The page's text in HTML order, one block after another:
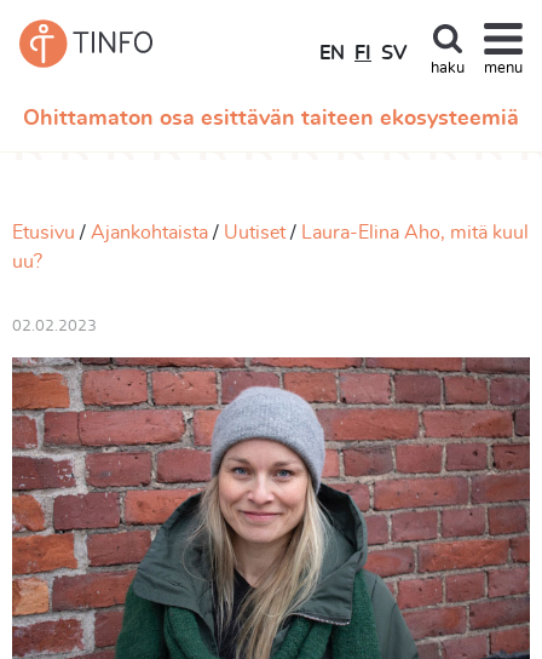
Ohittamaton osa esittävän taiteen ekosysteemiä
EN FI SV
haku menu
Etusivu Ajankohtaista Uutiset
Laura-Elina Aho, mitä kuul
uu?
02.02.2023